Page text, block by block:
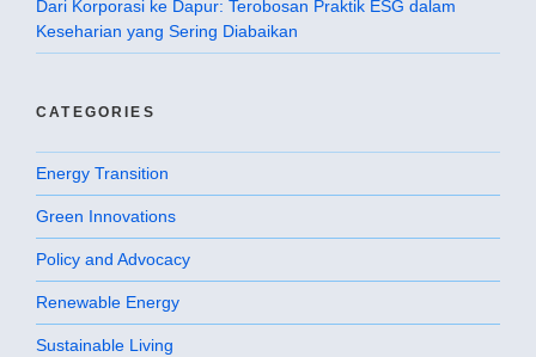
Dari Korporasi ke Dapur: Terobosan Praktik ESG dalam
Keseharian yang Sering Diabaikan
CATEGORIES
Energy Transition
Green Innovations
Policy and Advocacy
Renewable Energy
Sustainable Living